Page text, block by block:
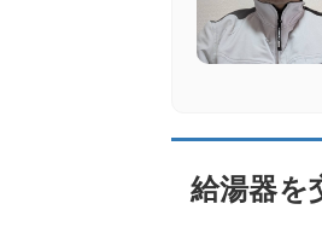
街角給湯相
交換パラダイ
給湯器を